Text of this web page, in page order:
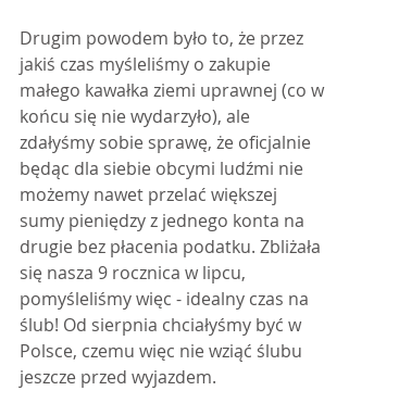
Drugim powodem było to, że przez
jakiś czas myśleliśmy o zakupie
małego kawałka ziemi uprawnej (co w
końcu się nie wydarzyło), ale
zdałyśmy sobie sprawę, że oficjalnie
będąc dla siebie obcymi ludźmi nie
możemy nawet przelać większej
sumy pieniędzy z jednego konta na
drugie bez płacenia podatku. Zbliżała
się nasza 9 rocznica w lipcu,
pomyśleliśmy więc - idealny czas na
ślub! Od sierpnia chciałyśmy być w
Polsce, czemu więc nie wziąć ślubu
jeszcze przed wyjazdem.